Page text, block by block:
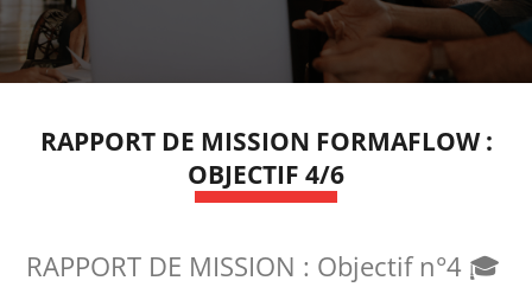
RAPPORT DE MISSION FORMAFLOW :
OBJECTIF 4/6
RAPPORT DE MISSION : Objectif n°4 🎓